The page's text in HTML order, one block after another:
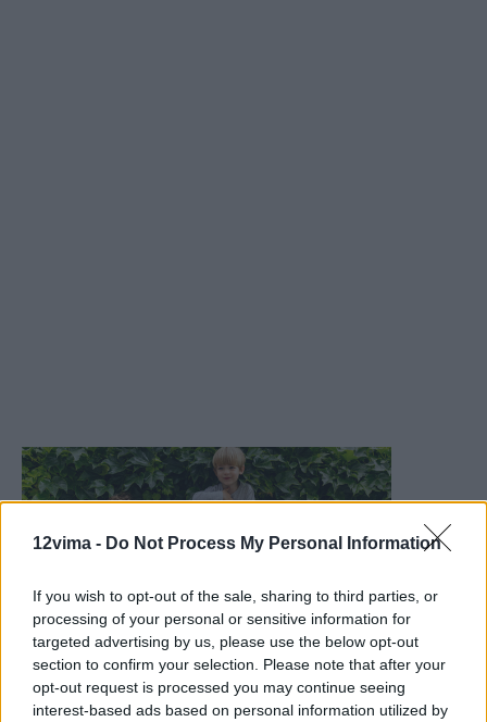
12vima - Do Not Process My Personal Information
If you wish to opt-out of the sale, sharing to third parties, or
processing of your personal or sensitive information for
targeted advertising by us, please use the below opt-out
section to confirm your selection. Please note that after your
opt-out request is processed you may continue seeing
interest-based ads based on personal information utilized by